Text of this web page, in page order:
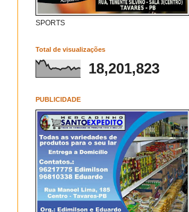
SPORTS
Total de visualizações
18,201,823
PUBLICIDADE